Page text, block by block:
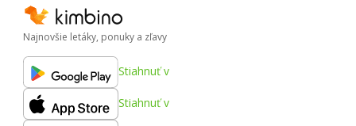
Najnovšie letáky, ponuky a zľavy
Stiahnuť v
Stiahnuť v